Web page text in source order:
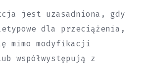
jest uzasadniona, gdy
dla przeciążenia,
mimo modyfikacji
współwystępują z